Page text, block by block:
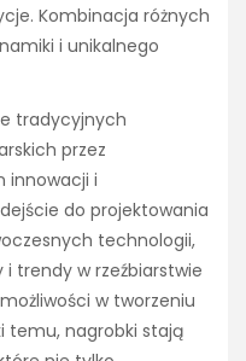
Kombinacja różnych
i unikalnego
tradycyjnych
przez
innowacji i
do projektowania
technologii,
trendy w rzeźbiarstwie
w tworzeniu
temu, nagrobki stają